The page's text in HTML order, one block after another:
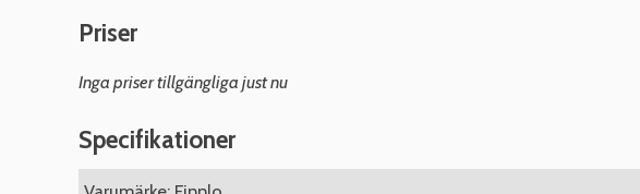
Priser
Inga priser tillgängliga just nu
Specifikationer